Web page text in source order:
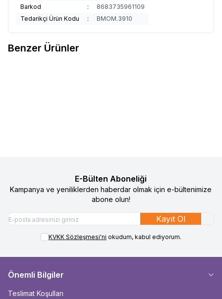
Barkod
:
8683735961109
Tedarikçi Ürün Kodu
: BMOM.3910
Benzer Ürünler
E-Bülten Aboneliği
Kampanya ve yeniliklerden haberdar olmak için e-bültenimize
abone olun!
Kayıt Ol
KVKK Sözleşmesi'ni okudum, kabul ediyorum.
Önemli Bilgiler
Teslimat Koşulları